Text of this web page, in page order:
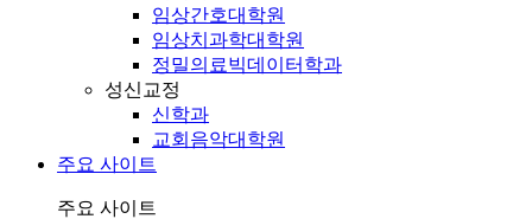
임상간호대학원
임상치과학대학원
정밀의료빅데이터학과
성신교정
신학과
교회음악대학원
주요 사이트
주요 사이트